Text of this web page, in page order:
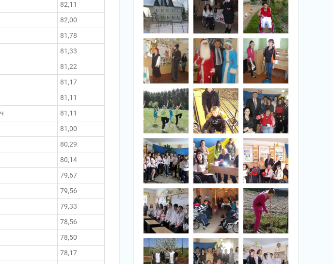
82,11
82,00
81,78
81,33
81,22
81,17
81,11
81,11
81,00
80,29
80,14
79,67
79,56
79,33
78,56
78,50
78,17